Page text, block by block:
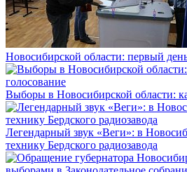
Новосибирской области: первый
Выборы в Новосибирской области:
Легендарный звук «Веги»: в
технику Бердского радиозавода